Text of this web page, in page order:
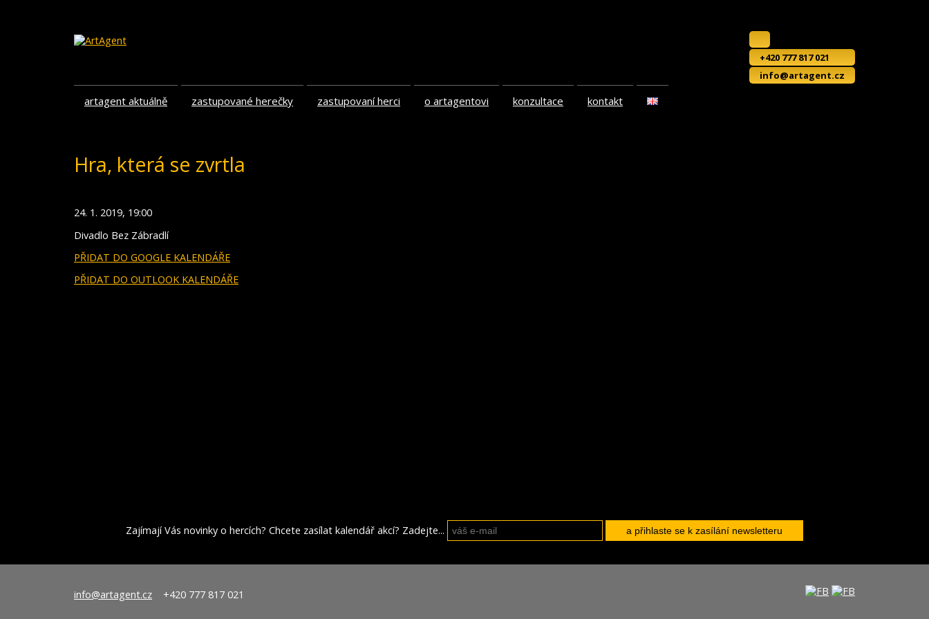
+420 777 817 021
info@artagent.cz
artagent aktuálně zastupované herečky zastupovaní herci o artagentovi konzultace kontakt
Hra, která se zvrtla
24. 1. 2019, 19:00
Divadlo Bez Zábradlí
PŘIDAT DO GOOGLE KALENDÁŘE
PŘIDAT DO OUTLOOK KALENDÁŘE
Zajímají Vás novinky o hercích? Chcete zasílat kalendář akcí? Zadejte...
info@artagent.cz +420 777 817 021